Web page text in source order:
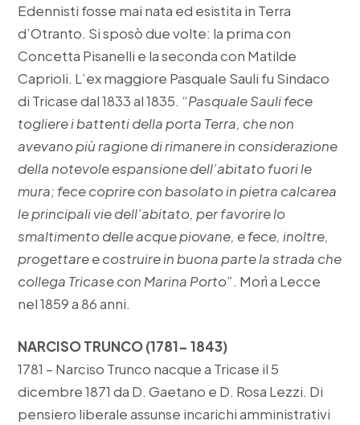
Edennisti fosse mai nata ed esistita in Terra
d’Otranto. Si sposò due volte: la prima con
Concetta Pisanelli e la seconda con Matilde
Caprioli. L’ex maggiore Pasquale Sauli fu Sindaco
di Tricase dal 1833 al 1835. “Pasquale Sauli fece
togliere i battenti della porta Terra, che non
avevano più ragione di rimanere in considerazione
della notevole espansione dell’abitato fuori le
mura; fece coprire con basolato in pietra calcarea
le principali vie dell’abitato, per favorire lo
smaltimento delle acque piovane, e fece, inoltre,
progettare e costruire in buona parte la strada che
collega Tricase con Marina Porto”. Morì a Lecce
nel 1859 a 86 anni.
NARCISO TRUNCO (1781- 1843)
1781 – Narciso Trunco nacque a Tricase il 5
dicembre 1871 da D. Gaetano e D. Rosa Lezzi. Di
pensiero liberale assunse incarichi amministrativi